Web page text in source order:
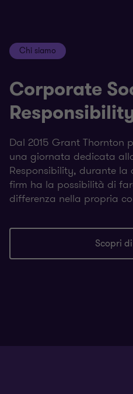
Chi siamo
Corporate
Dal 2015 Grant Thornton
una giornata dedicata
Responsibility, durante
firm ha la possibilità di
differenza nella propria
Scopri